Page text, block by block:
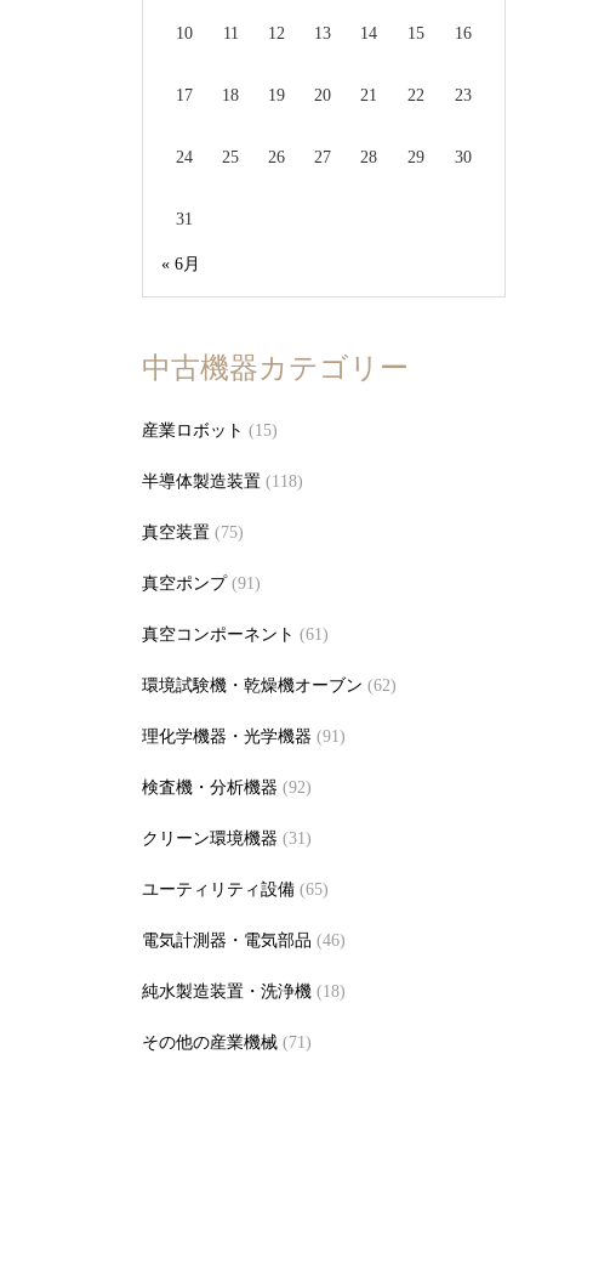
10 11 12 13 14 15 16
17 18 19 20 21 22 23
24 25 26 27 28 29 30
31
« 6月
中古機器カテゴリー
産業ロボット (15)
半導体製造装置 (118)
真空装置 (75)
真空ポンプ(91)
真空コンポーネント (61)
環境試験機・乾燥機オーブン (62)
理化学機器・光学機器 (91)
検査機・分析機器 (92)
クリーン環境機器 (31)
ユーティリティ設備 (65)
電気計測器・電気部品 (46)
純水製造装置・洗浄機 (18)
その他の産業機械 (71)